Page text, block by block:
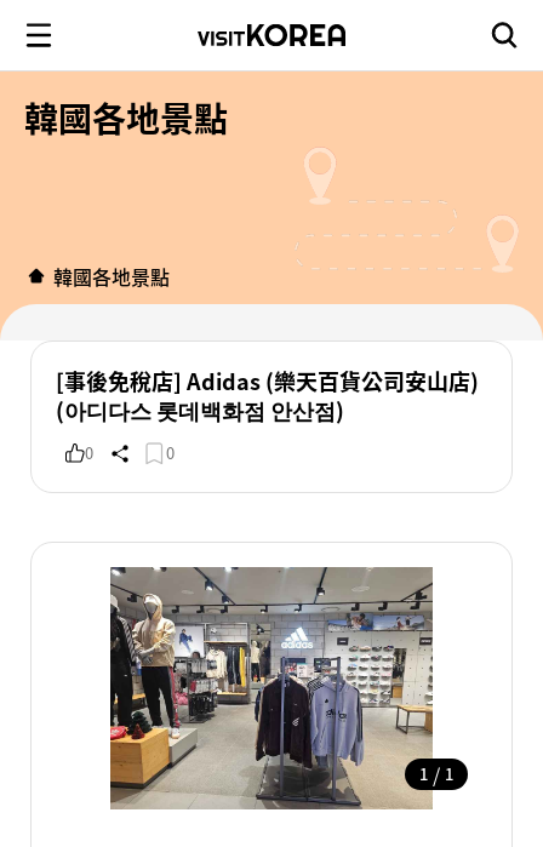
韓國各地景點
韓國各地景點
[事後免稅店] Adidas (樂天百貨公司安山店)
(아디다스 롯데백화점 안산점)
0 0
1 / 1